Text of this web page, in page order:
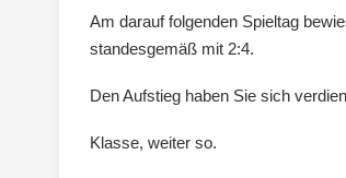
Am darauf folgenden Spieltag
standesgemäß mit 2:4.
Den Aufstieg haben Sie sich
Klasse, weiter so.